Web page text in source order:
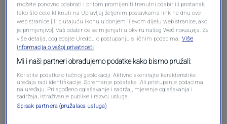
Oglas
možete ponovno odabrati i pritom promijeniti trenutni odabir ili pristanak
tako što ćete kliknuti na Upravljaj željenim postavkama link na dnu ove
web stranice [ili plutajuću ikonu u donjem lijevom dijelu web stranice, ako
je primjenjivo]. Vaš odabir će se mijenjati u okviru našeg Wеб локација. Za
više detalja, pogledajte Uredbu o postupanju s ličnim podacima. Više
informacija o vašoj privatnosti
Mi i naši partneri obrađujemo podatke kako bismo pružali:
Koristite podatke o tačnoj geolokaciji. Aktivno skenirajte karakteristike
uređaja radi identifikacije. Spremanje podataka i/ili pristupanje podacima
na uređaju. Prilagođeno oglašavanje i sadržaj, mjerenje oglašavanja i
sadržaja, istraživanje publike i razvoj usluga.
Spisak partnera (pružalaca usluga)